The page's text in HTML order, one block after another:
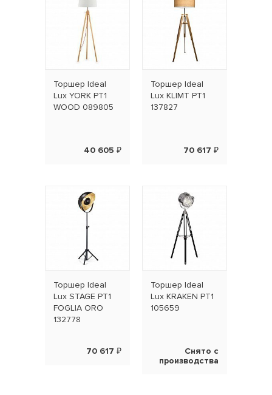
Торшер Ideal
Lux YORK PT1
WOOD 089805
40 605 ₽
Торшер Ideal
Lux KLIMT PT1
137827
70 617 ₽
Торшер Ideal
Lux STAGE PT1
FOGLIA ORO
132778
70 617 ₽
Торшер Ideal
Lux KRAKEN PT1
105659
Снято с
производства